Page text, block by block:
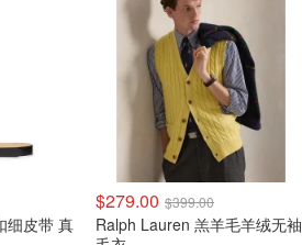
细皮带 真
$279.00 $399.00
Ralph Lauren 羔羊毛羊绒无袖